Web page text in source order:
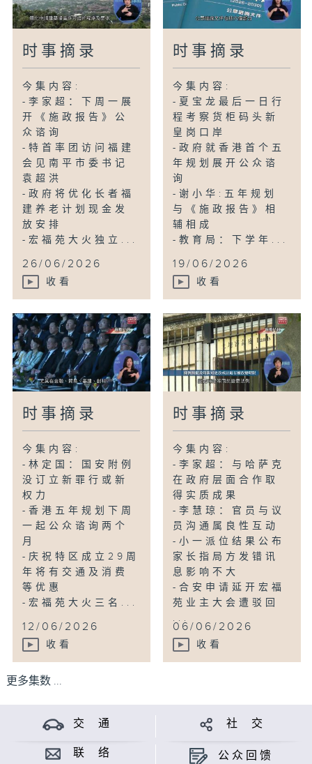
时事摘录
今集内容:
-李家超：下周一展
开《施政报告》公
众谘询
-特首率团访问福建
会见南平市委书记
袁超洪
-政府将优化长者福
建养老计划现金发
放安排
-宏福苑大火独立...
26/06/2026
收看
时事摘录
今集内容:
-夏宝龙最后一日行
程考察货柜码头新
皇岗口岸
-政府就香港首个五
年规划展开公众谘
询
-谢小华:五年规划
与《施政报告》相
辅相成
-教育局：下学年...
19/06/2026
收看
时事摘录
今集内容:
-林定国：国安附例
没订立新罪行或新
权力
-香港五年规划下周
一起公众谘询两个
月
-庆祝特区成立29周
年将有交通及消费
等优惠
-宏福苑大火三名...
12/06/2026
收看
时事摘录
今集内容:
-李家超：与哈萨克
在政府层面合作取
得实质成果
-李慧琼：官员与议
员沟通属良性互动
-小一派位结果公布
家长指局方发错讯
息影响不大
-合安申请延开宏福
苑业主大会遭驳回
...
06/06/2026
收看
更多集数 ...
交 通 社 交
联 络 公众回馈